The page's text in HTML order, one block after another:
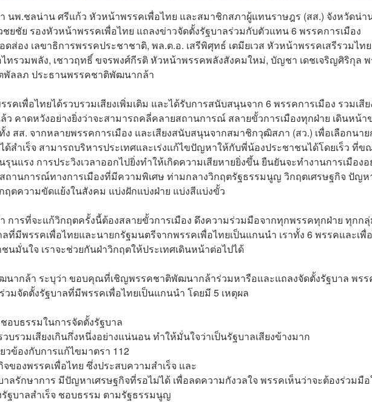
นพ.ชลน่าน ศรีแก้ว หัวหน้าพรรคเพื่อไทย และสมาชิกสภาผู้แทนราษฎร (สส.) จังหวัดน่า
ยชัย รองหัวหน้าพรรคเพื่อไทย แถลงข่าวจัดตั้งรัฐบาลร่วมกับตัวแทน 6 พรรคการเมือง
ส่อง เลขาธิการพรรคประชาชาติ, พล.ต.อ. เสรีพิศุทธ์ เตมียเวส หัวหน้าพรรคเสรีรวมไท
ไทรวมพลัง, เชาวฤทธิ์ ขจรพงศ์กีรติ หัวหน้าพรรคพลังสังคมใหม่, บัญชา เดชเจริญศิริกุล
พัลลภ ประธานพรรคชาติพัฒนากล้า
คเพื่อไทยได้รวบรวมเสียงเพิ่มเติม และได้รับการสนับสนุนจาก 6 พรรคการเมือง รวมเสีย
ว คาดหวังอย่างยิ่งว่าจะสามารถคลี่คลายสถานการณ์ สลายขั้วการเมืองทุกฝ่าย เดินหน้า
สส. จากหลายพรรคการเมือง และเสียงสนับสนุนจากสมาชิกวุฒิสภา (สว.) เพื่อเลือกนาย
ด้สำเร็จ สามารถบริหารประเทศและเร่งแก้ไขปัญหาให้กับพี่น้องประชาชนได้โดยเร็ว ที่ข
นแรง การประวิงเวลาออกไปยิ่งทำให้เกิดความเสียหายยิ่งขึ้น ยืนยันจะทำงานการเมืองอ
ถานการณ์ทางการเมืองที่มีความพิเศษ ท่ามกลางวิกฤตรัฐธรรมนูญ วิกฤตเศรษฐกิจ ปัญห
ตความขัดแย้งในสังคม แบ่งฝักแบ่งฝ่าย แบ่งสีแบ่งขั้ว
การที่จะแก้วิกฤตครั้งนี้ต้องสลายขั้วการเมือง ดึงความร่วมมือจากทุกพรรคทุกฝ่าย ทุกก
ที่มีพรรคเพื่อไทยและนายกรัฐมนตรีจากพรรคเพื่อไทยเป็นแกนนำ เราทั้ง 6 พรรคและเพื่
นมั่นใจ เราจะช่วยกันฝ่าวิกฤตให้ประเทศเดินหน้าต่อไปได้
ากล้า ระบุว่า ขอบคุณที่เชิญพรรคชาติพัฒนากล้าร่วมหารือและแถลงจัดตั้งรัฐบาล พร
วมจัดตั้งรัฐบาลที่มีพรรคเพื่อไทยเป็นแกนนำ โดยมี 5 เหตุผล
อบธรรมในการจัดตั้งรัฐบาล
รวมเสียงเกินกึ่งหนึ่งอย่างแน่นอน ทำให้มั่นใจว่าเป็นรัฐบาลเสียงข้างมาก
วข้องกับการแก้ไขมาตรา 112
ของพรรคเพื่อไทย ซึ่งประสบความสำเร็จ และ
าลรักษาการ มีปัญหาเศรษฐกิจที่รอไม่ได้ เพื่อลดความกังวลใจ พรรคเห็นว่าจะต้องร่วมมื
ฐบาลสำเร็จ ชอบธรรม ตามรัฐธรรมนูญ